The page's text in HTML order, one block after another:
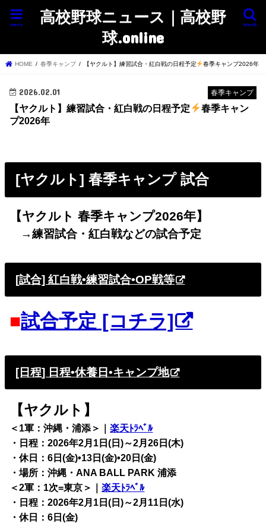
高校野球ニュース｜高校野
球.online
search
menu
HOME 春季キャンプ 【ヤクルト】練習試合・紅白戦の日程予定 春季キャンプ2026年
春季キャンプ
2026.02.01
【ヤクルト】練習試合・紅白戦の日程予定
春季キャン
プ2026年
[ヤクルト] 春季キャンプ 試合
【ヤクルト春季キャンプ2026年】
→練習試合・紅白戦などの試合予定
[試合] 紅白戦•練習試合•OP戦等
■試合予定 [コチラ]
[日程] 日程•休養日•キャンプ地
【ヤクルト】
＜1軍：沖縄・浦添＞｜楽天ﾄﾗﾍﾞﾙ
・日程：2026年2月1日(日)～2月26日(木)
・休日：6日(金)•13日(金)•20日(金)
・場所：沖縄・ANA BALL PARK 浦添
＜2軍：1次=東京＞｜楽天ﾄﾗﾍﾞﾙ
・日程：2026年2月1日(日)～2月11日(水)
・休日：6日(金)